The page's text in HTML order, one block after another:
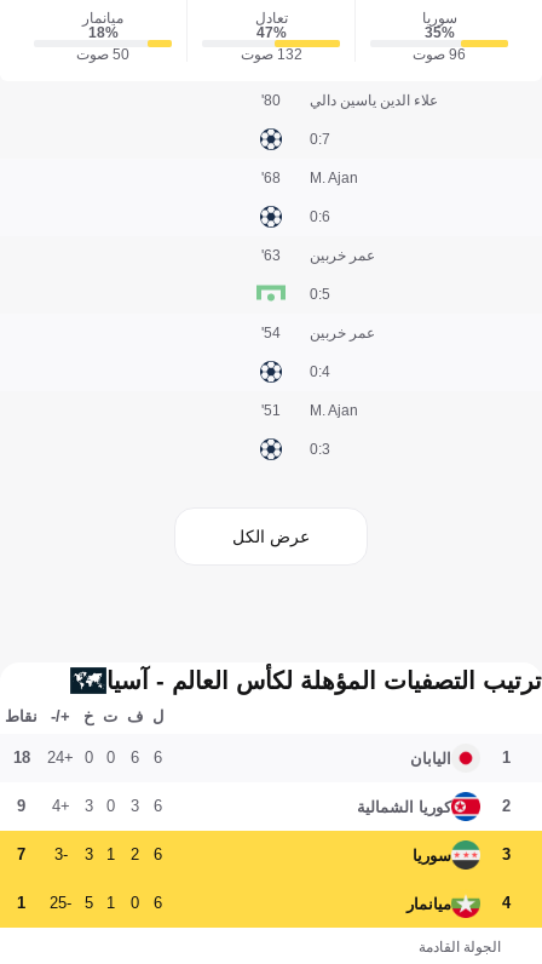
سوريا
35‎%‎
96 صوت
تعادل
47‎%‎
132 صوت
ميانمار
18‎%‎
50 صوت
علاء الدين ياسين دالي
7:0
80'
M. Ajan
6:0
68'
عمر خربين
5:0
63'
عمر خربين
4:0
54'
M. Ajan
3:0
51'
عرض الكل
ترتيب التصفيات المؤهلة لكأس العالم - آسيا
ل ف ت خ +/- نقاط
1 اليابان 6
6
0
0
+24
18
2 كوريا الشمالية 6
3
0
3
+4
9
3 سوريا 6
2
1
3
-3
7
4 ميانمار 6
0
1
5
-25
1
الجولة القادمة